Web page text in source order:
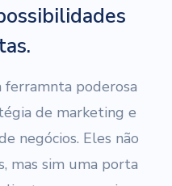
ferramnta poderosa
de marketing e
negócios. Eles não
mas sim uma porta